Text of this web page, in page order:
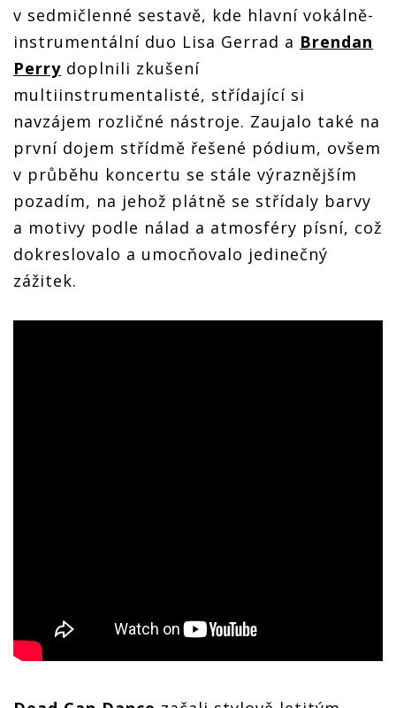
v sedmičlenné sestavě, kde hlavní vokálně-
instrumentální duo Lisa Gerrad a Brendan
Perry doplnili zkušení
multiinstrumentalisté, střídající si
navzájem rozličné nástroje. Zaujalo také na
první dojem střídmě řešené pódium, ovšem
v průběhu koncertu se stále výraznějším
pozadím, na jehož plátně se střídaly barvy
a motivy podle nálad a atmosféry písní, což
dokreslovalo a umocňovalo jedinečný
zážitek.